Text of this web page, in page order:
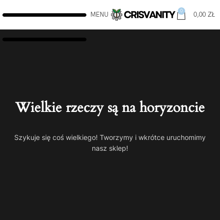
MENU 0 0,00 ZŁ
Wielkie rzeczy są na horyzoncie
Szykuje się coś wielkiego! Tworzymy i wkrótce uruchomimy
nasz sklep!